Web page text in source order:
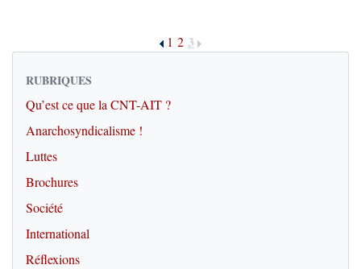
1 2 3
RUBRIQUES
Qu’est ce que la CNT-AIT ?
Anarchosyndicalisme !
Luttes
Brochures
Société
International
Réflexions